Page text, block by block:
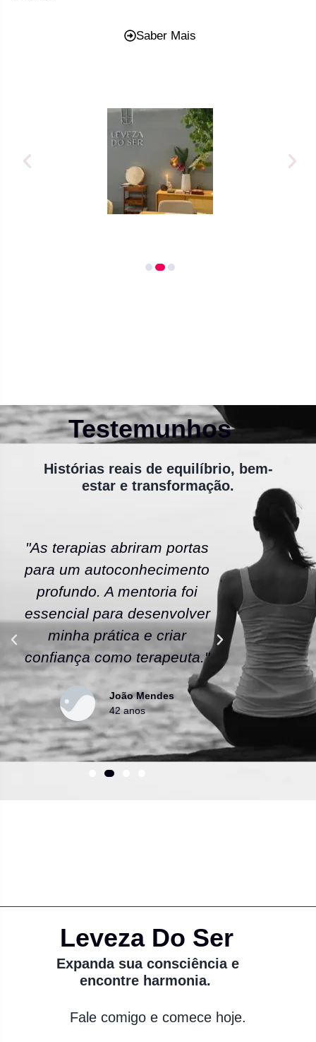
Saber Mais
Testemunhos
Histórias reais de equilíbrio, bem-
estar e transformação.
"As terapias abriram portas
para um autoconhecimento
profundo. A mentoria foi
essencial para desenvolver
minha prática e criar
confiança como terapeuta."
João Mendes
42 anos
"A
escola
As
uma
Leveza Do Ser
Expanda sua consciência e
encontre harmonia.
Fale comigo e comece hoje.